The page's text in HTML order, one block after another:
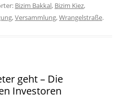
Bizim Bakkal, Bizim Kiez,
,Versammlung,Wrangelstraße.
geht – Die
Investoren